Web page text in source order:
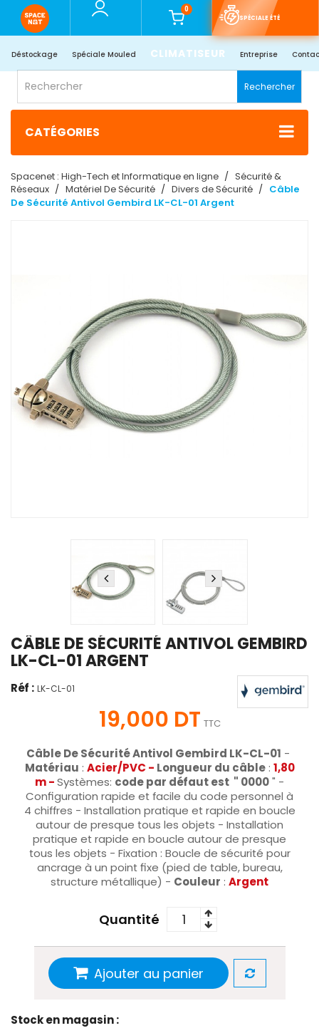
0
SPÉCIALE ÉTÉ
Déstockage Spéciale Mouled CLIMATISEUR Entreprise
Rechercher
CATÉGORIES
Spacenet : High-Tech et Informatique en ligne
Sécurité &
Réseaux
Matériel De Sécurité Divers de Sécurité
Câble
De Sécurité Antivol Gembird LK-CL-01 Argent
CÂBLE DE SÉCURITÉ ANTIVOL GEMBIRD
LK-CL-01 ARGENT
Réf : LK-CL-01
19,000 DT TTC
Câble De Sécurité Antivol Gembird LK-CL-01 -
Matériau : Acier/PVC - Longueur du câble: 1,80
m -Systèmes: code par défaut est " 0000" -
Configuration rapide et facile du code personnel à
4 chiffres - Installation pratique et rapide en boucle
autour de presque tous les objets - Installation
pratique et rapide en boucle autour de presque
tous les objets - Fixation : Boucle de sécurité pour
ancrage à un point fixe (pied de table, bureau,
structure métallique) - Couleur : Argent
Quantité
Ajouter au panier
Stock en magasin :